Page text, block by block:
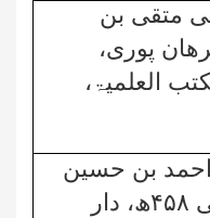
متقی بن
پوری،
العلمیۃ،
احمد بن حسین
۴۵۸ھ، دار